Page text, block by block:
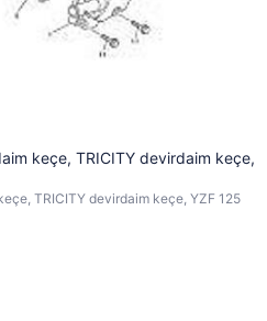
keçe, TRICITY devirdaim keçe,
TRICITY devirdaim keçe, YZF 125